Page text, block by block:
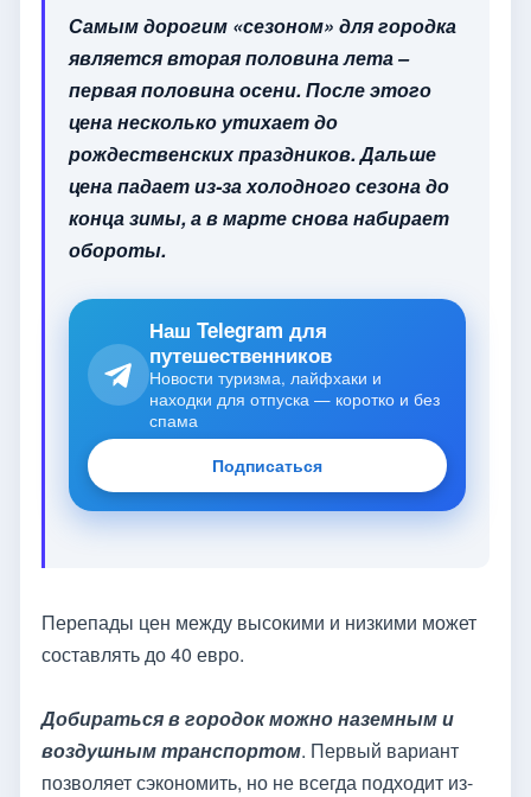
Самым дорогим «сезоном» для городка
является вторая половина лета –
первая половина осени. После этого
цена несколько утихает до
рождественских праздников. Дальше
цена падает из-за холодного сезона до
конца зимы, а в марте снова набирает
обороты.
Наш Telegram для
путешественников
Новости туризма, лайфхаки и
находки для отпуска — коротко и без
спама
Подписаться
Перепады цен между высокими и низкими может
составлять до 40 евро.
Добираться в городок можно наземным и
воздушным транспортом. Первый вариант
позволяет сэкономить, но не всегда подходит из-